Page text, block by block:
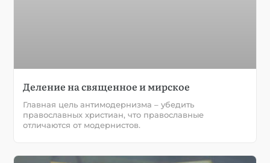
Деление на священное и мирское
Главная цель антимодернизма – убедить
православных христиан, что православные
отличаются от модернистов.